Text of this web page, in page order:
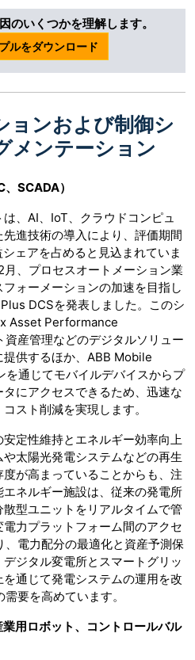
のいくつかを理解します。
ルをダウンロード
ョンおよび制御シ
メンテーション
SCADA）
、AI、IoT、クラウドコンピュ
進技術の導入により、評価期間
ェアを占めると見込まれていま
、プロセスオートメーション業
ォーメーションの加速を目指し
DCSを発表しました。このシ
Asset Performance
産管理などのデジタルソリュー
供するほか、ABB Mobile
通じてモバイルデバイスからプ
にアクセスできるため、迅速な
スト削減を実現します。
定性維持とエネルギー効率向上
太陽光発電システムなどの再生
が高まっていることからも、注
ネルギー施設は、従来の発電所
型ユニットをリアルタイムで管
力プラットフォーム間のアクセ
電力配分の最適化と資産予測保
ジタル変電所とスマートグリッ
通じて発電システムの運用を改
要を高めています。
用ロボット、コントロールバル